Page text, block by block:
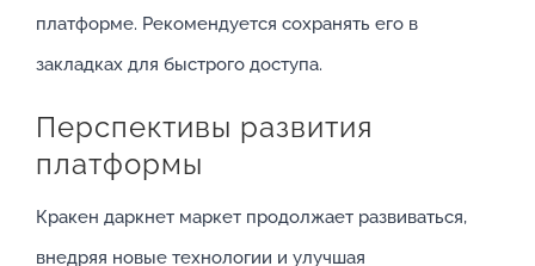
платформе. Рекомендуется сохранять его в
закладках для быстрого доступа.
Перспективы развития
платформы
Кракен даркнет маркет продолжает развиваться,
внедряя новые технологии и улучшая